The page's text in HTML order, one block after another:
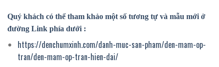
Quý khách có thể tham khảo một số tương tự và mẫu mới ở
đường Link phía dưới :
https://denchumxinh.com/danh-muc-san-pham/den-mam-op-
tran/den-mam-op-tran-hien-dai/